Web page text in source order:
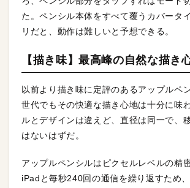
た。ペンシル本体をすべて覆うカバータ
リだと、動作は難しいと予想できる。
【描き味】最高峰の自然な描き
以前より描き味に定評のあるアップルペ
世代でもその快適な描き心地は十分に味
ルとデザインは違えど、直径は同一で、
はないはずだ。
アップルペンシルはピクセルレベルの精
iPadと毎秒240回の通信を繰り返すため